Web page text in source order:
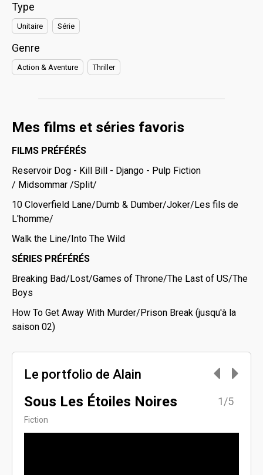
Type
Unitaire Série
Genre
Action & Aventure Thriller
Mes films et séries favoris
FILMS PRÉFÉRÉS
Reservoir Dog - Kill Bill - Django - Pulp Fiction
/ Midsommar /Split/
10 Cloverfield Lane/Dumb & Dumber/Joker/Les fils de
L'homme/
Walk the Line/Into The Wild
SÉRIES PRÉFÉRÉS
Breaking Bad/Lost/Games of Throne/The Last of US/The
Boys
How To Get Away With Murder/Prison Break (jusqu'à la
saison 02)
Le portfolio de Alain
Sous Les Étoiles Noires
Fiction
1/5